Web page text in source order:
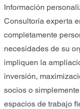
Información
Consultoría experta
completamente
necesidades de su
impliquen la
inversión,
socios o
espacios de trabajo